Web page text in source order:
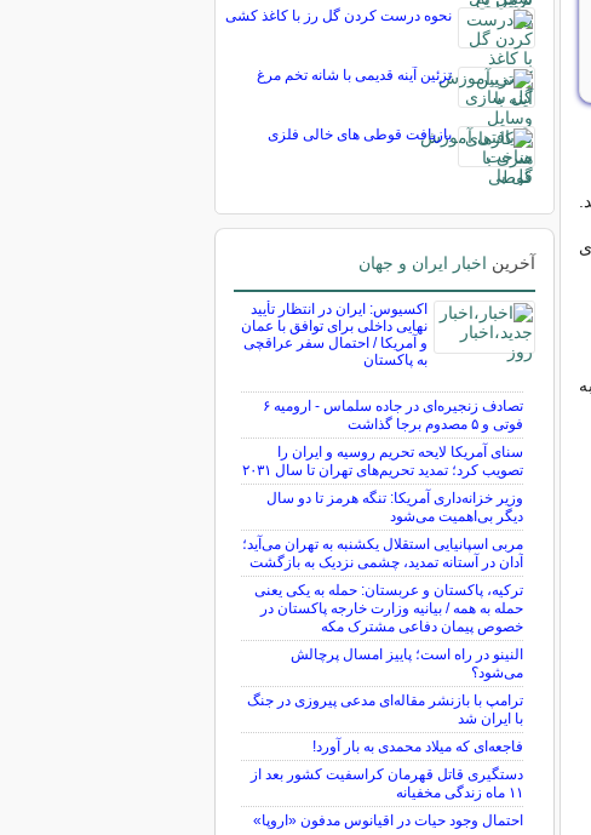
نحوه درست کردن گل رز با کاغذ کشی
تزئین آینه قدیمی با شانه تخم مرغ
بازیافت قوطی های خالی فلزی
آخرین اخبار ایران و جهان
اکسیوس: ایران در انتظار تأیید
نهایی داخلی برای توافق با عمان
و آمریکا / احتمال سفر عراقچی
به پاکستان
تصادف زنجیره‌ای در جاده سلماس - ارومیه ۶
فوتی و ۵ مصدوم برجا گذاشت
سنای آمریکا لایحه تحریم روسیه و ایران را
تصویب کرد؛ تمدید تحریم‌های تهران تا سال ۲۰۳۱
وزیر خزانه‌داری آمریکا: تنگه هرمز تا دو سال
دیگر بی‌اهمیت می‌شود
مربی اسپانیایی استقلال یکشنبه به تهران می‌آید؛
آدان در آستانه تمدید، چشمی نزدیک به بازگشت
ترکیه، پاکستان و عربستان: حمله به یکی یعنی
حمله به همه / بیانیه وزارت خارجه پاکستان در
خصوص پیمان دفاعی مشترک مکه
النینو در راه است؛ پاییز امسال پرچالش
می‌شود؟
ترامپ با بازنشر مقاله‌ای مدعی پیروزی در جنگ
با ایران شد
فاجعه‌ای که میلاد محمدی به بار آورد!
دستگیری قاتل قهرمان کراسفیت کشور بعد از
۱۱ ماه زندگی مخفیانه
احتمال وجود حیات در اقیانوس مدفون «اروپا»